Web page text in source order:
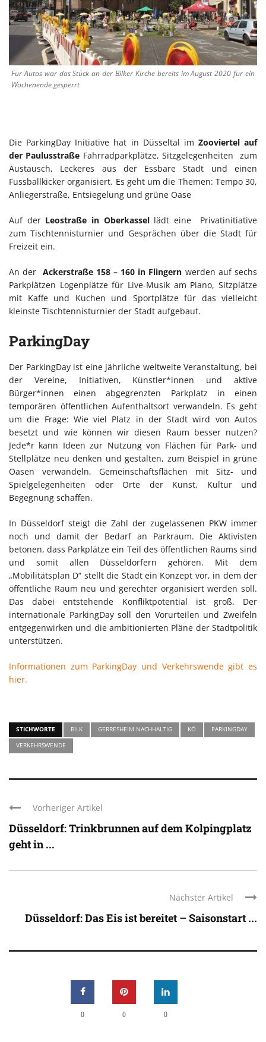
Für Autos war das Stück an der Bilker Kirche bereits im August 2020 für ein
Wochenende gesperrt
Die ParkingDay Initiative hat in Düsseltal im Zooviertel auf
der Paulusstraße Fahrradparkplätze, Sitzgelegenheiten zum
Austausch, Leckeres aus der Essbare Stadt und einen
Fussballkicker organisiert. Es geht um die Themen: Tempo 30,
Anliegerstraße, Entsiegelung und grüne Oase
Auf der Leostraße in Oberkassellädt eine Privatinitiative
zum Tischtennisturnier und Gesprächen über die Stadt für
Freizeit ein.
An der Ackerstraße 158 – 160 in Flingern werden auf sechs
Parkplätzen Logenplätze für Live-Musik am Piano, Sitzplätze
mit Kaffe und Kuchen und Sportplätze für das vielleicht
kleinste Tischtennisturnier der Stadt aufgebaut.
ParkingDay
Der ParkingDay ist eine jährliche weltweite Veranstaltung, bei
der Vereine, Initiativen, Künstler*innen und aktive
Bürger*innen einen abgegrenzten Parkplatz in einen
temporären öffentlichen Aufenthaltsort verwandeln. Es geht
um die Frage: Wie viel Platz in der Stadt wird von Autos
besetzt und wie können wir diesen Raum besser nutzen?
Jede*r kann Ideen zur Nutzung von Flächen für Park- und
Stellplätze neu denken und gestalten, zum Beispiel in grüne
Oasen verwandeln, Gemeinschaftsflächen mit Sitz- und
Spielgelegenheiten oder Orte der Kunst, Kultur und
Begegnung schaffen.
In Düsseldorf steigt die Zahl der zugelassenen PKW immer
noch und damit der Bedarf an Parkraum. Die Aktivisten
betonen, dass Parkplätze ein Teil des öffentlichen Raums sind
und somit allen Düsseldorfern gehören. Mit dem
„Mobilitätsplan D“ stellt die Stadt ein Konzept vor, in dem der
öffentliche Raum neu und gerechter organisiert werden soll.
Das dabei entstehende Konfliktpotential ist groß. Der
internationale ParkingDay soll den Vorurteilen und Zweifeln
entgegenwirken und die ambitionierten Pläne der Stadtpolitik
unterstützen.
Informationen zum ParkingDay und Verkehrswende gibt es
hier.
STICHWORTE BILK GERRESHEIM NACHHALTIG KÖ
PARKINGDAY
VERKEHRSWENDE
Vorheriger Artikel
Düsseldorf: Trinkbrunnen auf dem Kolpingplatz
geht in ...
Nächster Artikel
Düsseldorf: Das Eis ist bereitet – Saisonstart ...
0 0 0